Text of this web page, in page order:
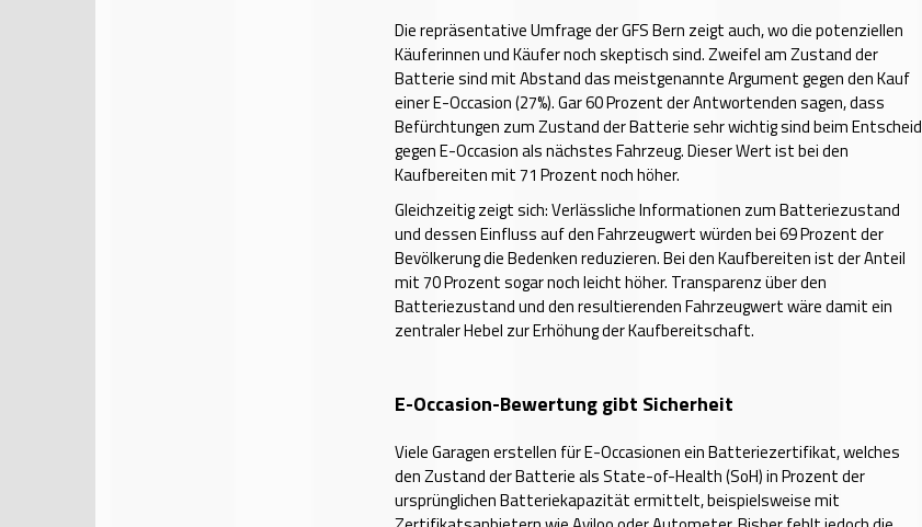
Die repräsentative Umfrage der GFS Bern zeigt auch, wo die potenziellen
Käuferinnen und Käufer noch skeptisch sind. Zweifel am Zustand der
Batterie sind mit Abstand das meistgenannte Argument gegen den Kauf
einer E-Occasion (27%). Gar 60 Prozent der Antwortenden sagen, dass
Befürchtungen zum Zustand der Batterie sehr wichtig sind beim Entscheid
gegen E-Occasion als nächstes Fahrzeug. Dieser Wert ist bei den
Kaufbereiten mit 71 Prozent noch höher.
Gleichzeitig zeigt sich: Verlässliche Informationen zum Batteriezustand
und dessen Einfluss auf den Fahrzeugwert würden bei 69 Prozent der
Bevölkerung die Bedenken reduzieren. Bei den Kaufbereiten ist der Anteil
mit 70 Prozent sogar noch leicht höher. Transparenz über den
Batteriezustand und den resultierenden Fahrzeugwert wäre damit ein
zentraler Hebel zur Erhöhung der Kaufbereitschaft.
E-Occasion-Bewertung gibt Sicherheit
Viele Garagen erstellen für E-Occasionen ein Batteriezertifikat, welches
den Zustand der Batterie als State-of-Health (SoH) in Prozent der
ursprünglichen Batteriekapazität ermittelt, beispielsweise mit